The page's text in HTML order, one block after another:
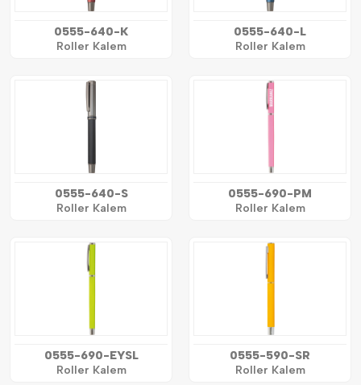
0555-640-K
Roller Kalem
0555-640-L
Roller Kalem
0555-640-S
Roller Kalem
0555-690-PM
Roller Kalem
0555-690-EYSL
Roller Kalem
0555-590-SR
Roller Kalem